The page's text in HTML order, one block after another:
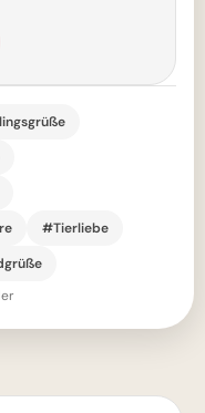
#Tierliebe